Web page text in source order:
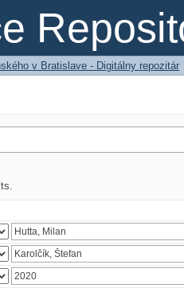
v Bratislave - Digitálny repozitár